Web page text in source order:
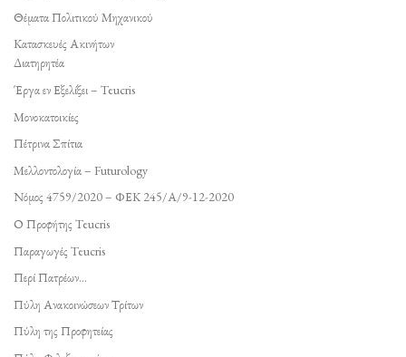
Θέματα Πολιτικού Μηχανικού
Κατασκευές Ακινήτων
Διατηρητέα
Έργα εν Εξελίξει – Teucris
Μονοκατοικίες
Πέτρινα Σπίτια
Μελλοντολογία – Futurology
Νόμος 4759/2020 – ΦΕΚ 245/Α/9-12-2020
Ο Προφήτης Teucris
Παραγωγές Teucris
Περί Πατρέων…
Πύλη Ανακοινώσεων Τρίτων
Πύλη της Προφητείας